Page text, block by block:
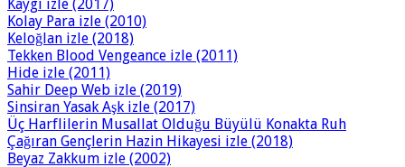
Kaygı izle (2017)
Kolay Para izle (2010)
Keloğlan izle (2018)
Tekken Blood Vengeance izle (2011)
Hide izle (2011)
Sahir Deep Web izle (2019)
Sinsiran Yasak Aşk izle (2017)
Üç Harflilerin Musallat Olduğu Büyülü Konakta Ruh
Çağıran Gençlerin Hazin Hikayesi izle (2018)
Beyaz Zakkum izle (2002)